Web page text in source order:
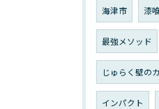
海津市 漆
最強メソッド
じゅらく壁の
インパクト